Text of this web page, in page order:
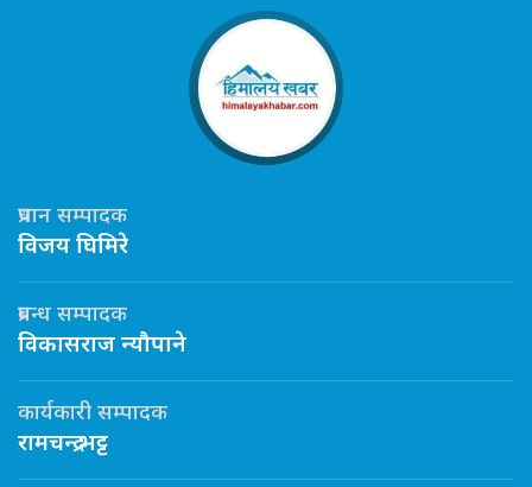
प्रधान सम्पादक
विजय घिमिरे
प्रबन्ध सम्पादक
विकासराज न्यौपाने
कार्यकारी सम्पादक
रामचन्द्र भट्ट